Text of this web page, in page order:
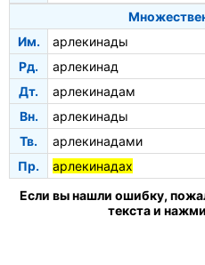
Им.
арлекинады
Рд.
арлекинад
Дт.
арлекинадам
Вн.
арлекинады
Тв.
арлекинадами
Пр.
арлекинадах
Если вы нашли ошибку,
текста и